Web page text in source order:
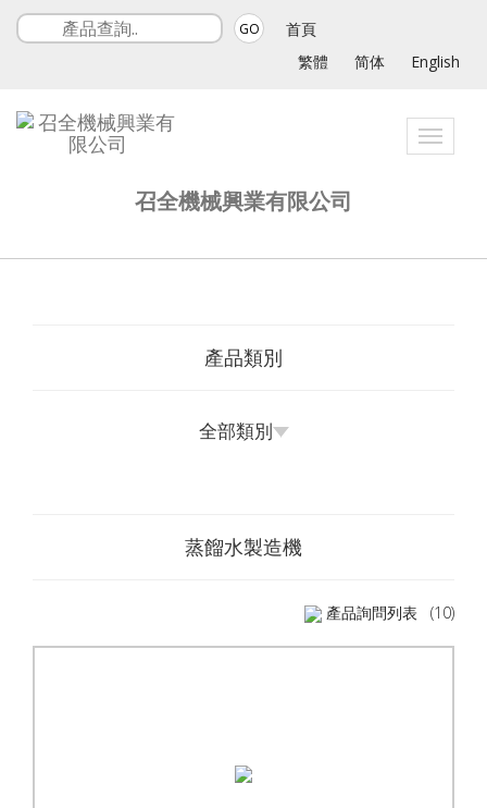
GO
首頁
繁體
简体 English
Toggle
召全機械興業有限公司
產品類別
全部類別
蒸餾水製造機
產品詢問列表 (10)